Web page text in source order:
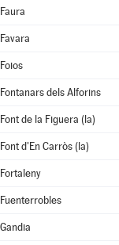
Faura
Favara
Foios
Fontanars dels Alforins
Font de la Figuera (la)
Font d'En Carròs (la)
Fortaleny
Fuenterrobles
Gandia